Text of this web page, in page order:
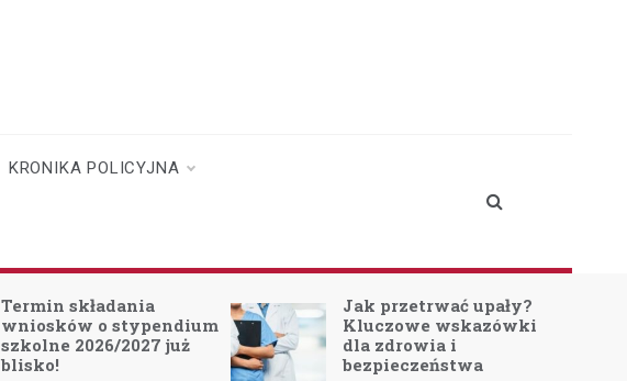
KRONIKA POLICYJNA
Termin składania
wniosków o stypendium
szkolne 2026/2027 już
blisko!
Jak przetrwać upały?
Kluczowe wskazówki
dla zdrowia i
bezpieczeństwa